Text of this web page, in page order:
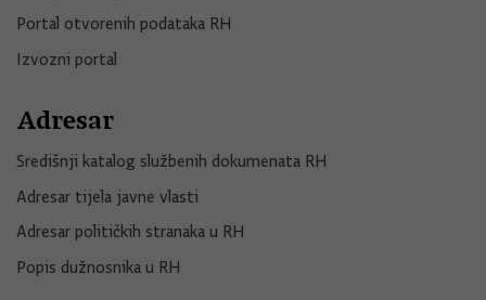
Portal otvorenih podataka RH
Izvozni portal
Adresar
Središnji katalog službenih dokumenata RH
Adresar tijela javne vlasti
Adresar političkih stranaka u RH
Popis dužnosnika u RH